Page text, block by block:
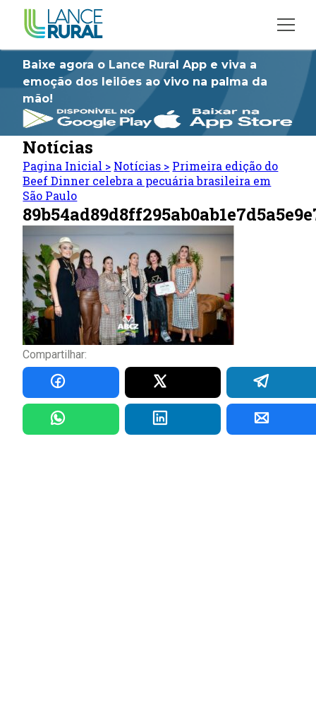
Baixe agora o Lance Rural App e viva a
emoção dos leilões ao vivo na palma da
mão!
Notícias
Pagina Inicial > Notícias > Primeira edição do
Beef Dinner celebra a pecuária brasileira em
São Paulo
Compartilhar: